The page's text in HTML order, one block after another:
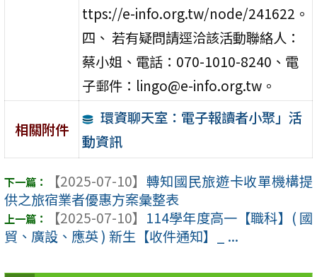
ttps://e-info.org.tw/node/241622。
四、 若有疑問請逕洽該活動聯絡人：
蔡小姐、電話：070-1010-8240、電
子郵件：lingo@e-info.org.tw。
相關附件
環資聊天室：電子報讀者小聚」活
動資訊
【2025-07-10】 轉知國民旅遊卡收單機構提
供之旅宿業者優惠方案彙整表
【2025-07-10】 114學年度高一【職科】( 國
貿、廣設、應英 ) 新生【收件通知】_ ...